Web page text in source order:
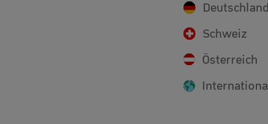
Deutschland
Schweiz
Österreich
International